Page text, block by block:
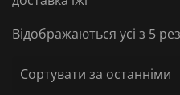
Відображаються усі з 5